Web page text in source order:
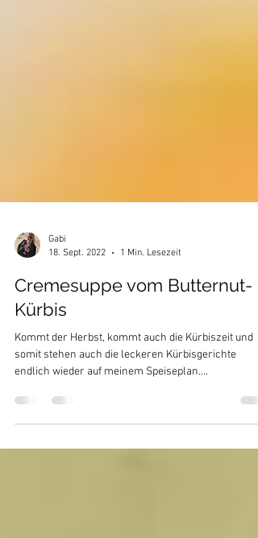
Gabi
18. Sept. 2022
1 Min. Lesezeit
Cremesuppe vom Butternut-
Kürbis
somit stehen auch die leckeren Kürbisgerichte